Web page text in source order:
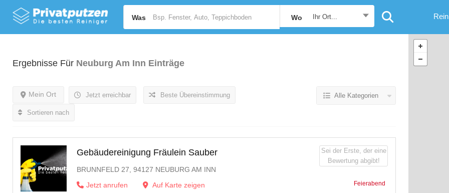
Was Wo Ihr Ort...
Ergebnisse Für Neuburg Am Inn Einträge
Jetzt erreichbar
Mein Ort Beste Übereinstimmung
Sortieren nach
Alle Kategorien
Gebäudereinigung Fräulein Sauber
BRUNNFELD 27, 94127 NEUBURG AM INN
Jetzt anrufen
Auf Karte zeigen Feierabend
Sei der Erste, der eine
Bewertung abgibt!